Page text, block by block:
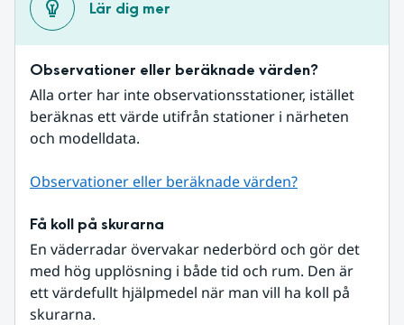
Lär dig mer
Observationer eller beräknade värden?
Alla orter har inte observationsstationer, istället
beräknas ett värde utifrån stationer i närheten
och modelldata.
Observationer eller beräknade värden?
Få koll på skurarna
En väderradar övervakar nederbörd och gör det
med hög upplösning i både tid och rum. Den är
ett värdefullt hjälpmedel när man vill ha koll på
skurarna.